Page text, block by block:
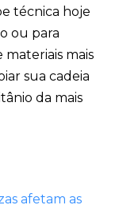
técnica hoje
ou para
materiais mais
sua cadeia
da mais
afetam as